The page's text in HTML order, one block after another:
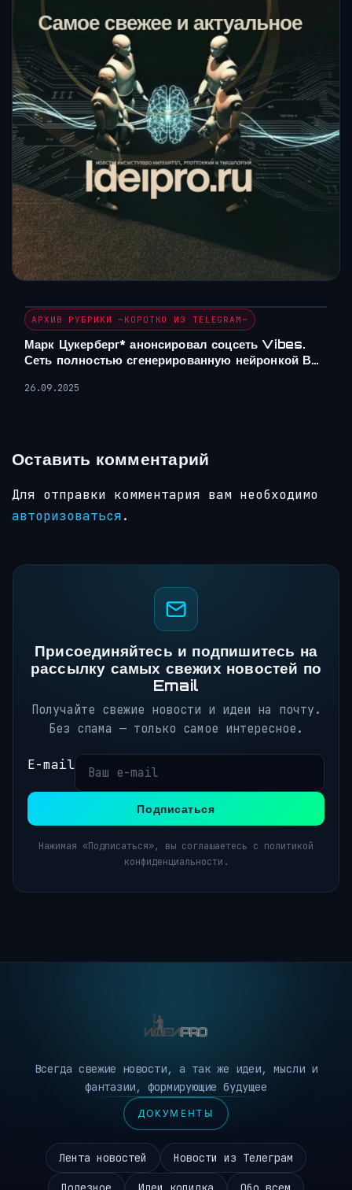
АРХИВ РУБРИКИ ~КОРОТКО ИЗ TELEGRAM~
Марк Цукерберг* анонсировал соцсеть Vibes.
Сеть полностью сгенерированную нейронкой В…
26.09.2025
Оставить комментарий
Для отправки комментария вам необходимо
авторизоваться.
Присоединяйтесь и подпишитесь на
рассылку самых свежих новостей по
Email
Получайте свежие новости и идеи на почту.
Без спама — только самое интересное.
E-mail
Подписаться
Нажимая «Подписаться», вы соглашаетесь с политикой
конфиденциальности.
Всегда свежие новости, а так же идеи, мысли и
фантазии, формирующие будущее
ДОКУМЕНТЫ
Лента новостей Новости из Телеграм